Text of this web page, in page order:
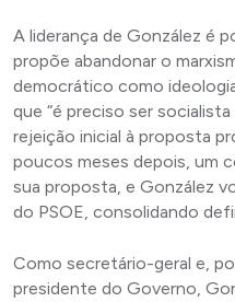
A liderança de González é
propõe abandonar o
democrático como
que “é preciso ser
rejeição inicial à proposta
poucos meses depois, um
sua proposta, e González
do PSOE, consolidando
Como secretário-geral e,
presidente do Governo,